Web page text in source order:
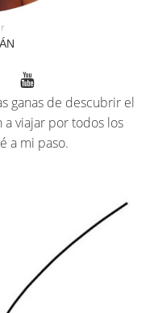
ganas de descubrir el
viajar por todos los
a mi paso.